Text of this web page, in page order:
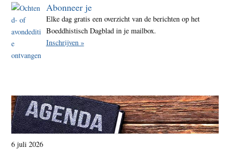
Abonneer je
Elke dag gratis een overzicht van de berichten op het
Boeddhistisch Dagblad in je mailbox.
Inschrijven »
6 juli 2026